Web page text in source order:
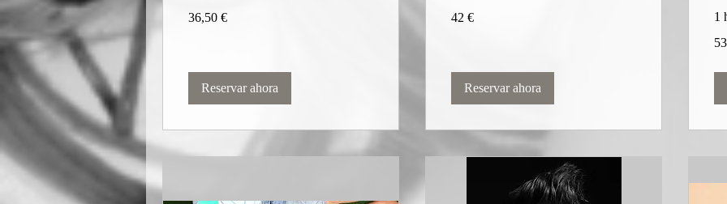
euros
36,50 €
Reservar ahora
euros
42 €
Reservar ahora
1